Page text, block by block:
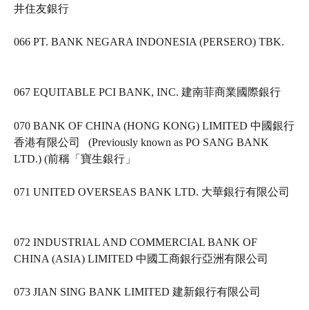
井住友銀行
066 PT. BANK NEGARA INDONESIA (PERSERO) TBK.
067 EQUITABLE PCI BANK, INC. 建南菲商業國際銀行
070 BANK OF CHINA (HONG KONG) LIMITED 中國銀行
香港有限公司   (Previously known as PO SANG BANK
LTD.) (前稱「寶生銀行」
071 UNITED OVERSEAS BANK LTD. 大華銀行有限公司
072 INDUSTRIAL AND COMMERCIAL BANK OF
CHINA (ASIA) LIMITED 中國工商銀行亞洲有限公司
073 JIAN SING BANK LIMITED 建新銀行有限公司